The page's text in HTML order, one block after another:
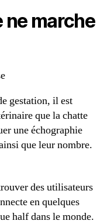
ne marche
gestation, il est
que la chatte
une échographie
que leur nombre.
des utilisateurs
en quelques
half dans le monde.